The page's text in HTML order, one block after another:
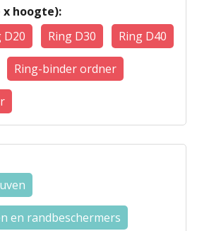
hoogte):
D20 Ring D30 Ring D40
Ring-binder ordner
en randbeschermers